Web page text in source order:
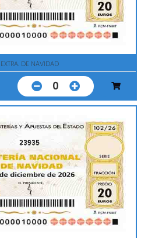
EXTRA. DE NAVIDAD
0
23935